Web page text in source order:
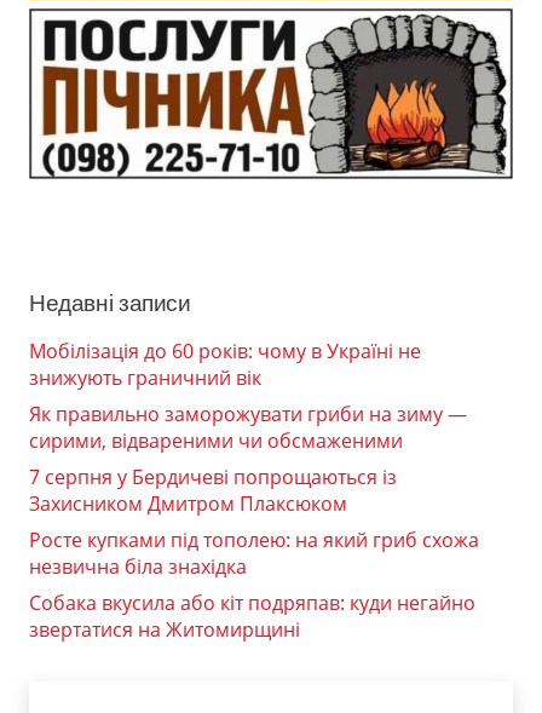
Недавні записи
Мобілізація до 60 років: чому в Україні не
знижують граничний вік
Як правильно заморожувати гриби на зиму —
сирими, відвареними чи обсмаженими
7 серпня у Бердичеві попрощаються із
Захисником Дмитром Плаксюком
Росте купками під тополею: на який гриб схожа
незвична біла знахідка
Собака вкусила або кіт подряпав: куди негайно
звертатися на Житомирщині